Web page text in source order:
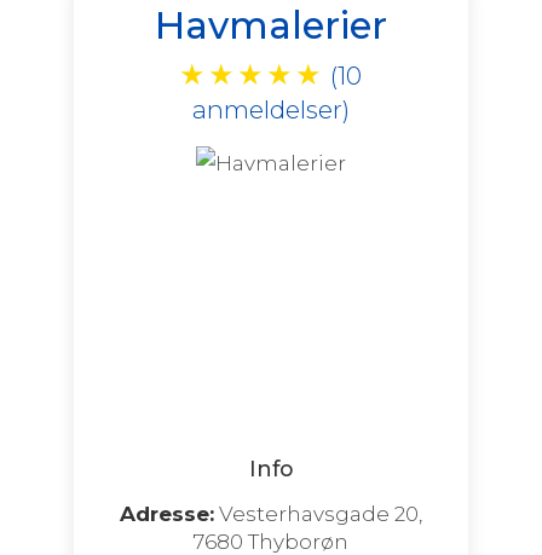
Havmalerier
★ ★ ★ ★ ★ (10
anmeldelser)
Info
Adresse:Vesterhavsgade 20,
7680 Thyborøn